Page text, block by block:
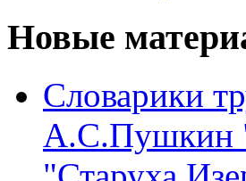
Новые
Словарики
А.С.Пушкин